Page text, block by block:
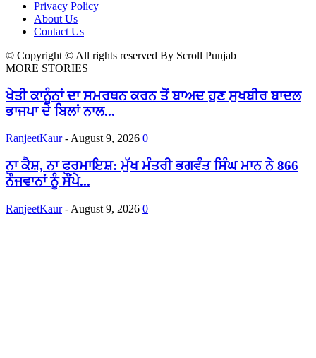
Privacy Policy
About Us
Contact Us
© Copyright © All rights reserved By Scroll Punjab
MORE STORIES
ਖੇਤੀ ਕਾਨੂੰਨਾਂ ਦਾ ਸਮਰਥਨ ਕਰਨ ਤੋਂ ਬਾਅਦ ਹੁਣ ਸੁਖਬੀਰ ਬਾਦਲ
ਭਾਜਪਾ ਦੇ ਬਿਲਾਂ ਨਾਲ...
RanjeetKaur - August 9, 2026 0
ਨਾ ਕੈਸ਼, ਨਾ ਫਰਮਾਇਸ਼: ਮੁੱਖ ਮੰਤਰੀ ਭਗਵੰਤ ਸਿੰਘ ਮਾਨ ਨੇ 866
ਨੌਜਵਾਨਾਂ ਨੂੰ ਸੌਂਪੇ...
RanjeetKaur - August 9, 2026 0